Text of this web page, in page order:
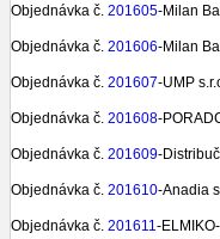
Objednávka č. 201605-Milan
Objednávka č. 201606-Milan
Objednávka č. 201607-UMP
Objednávka č. 201608-
Objednávka č. 201609-
Objednávka č. 201610-Anadia
Objednávka č. 201611-